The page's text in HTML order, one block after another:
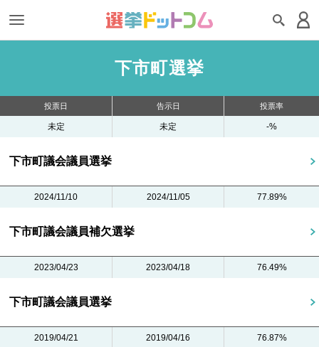
下市町選挙
投票日 告示日 投票率
未定 未定 -%
下市町議会議員選挙
2024/11/10 2024/11/05 77.89%
下市町議会議員補欠選挙
2023/04/23 2023/04/18 76.49%
下市町議会議員選挙
2019/04/21 2019/04/16 76.87%